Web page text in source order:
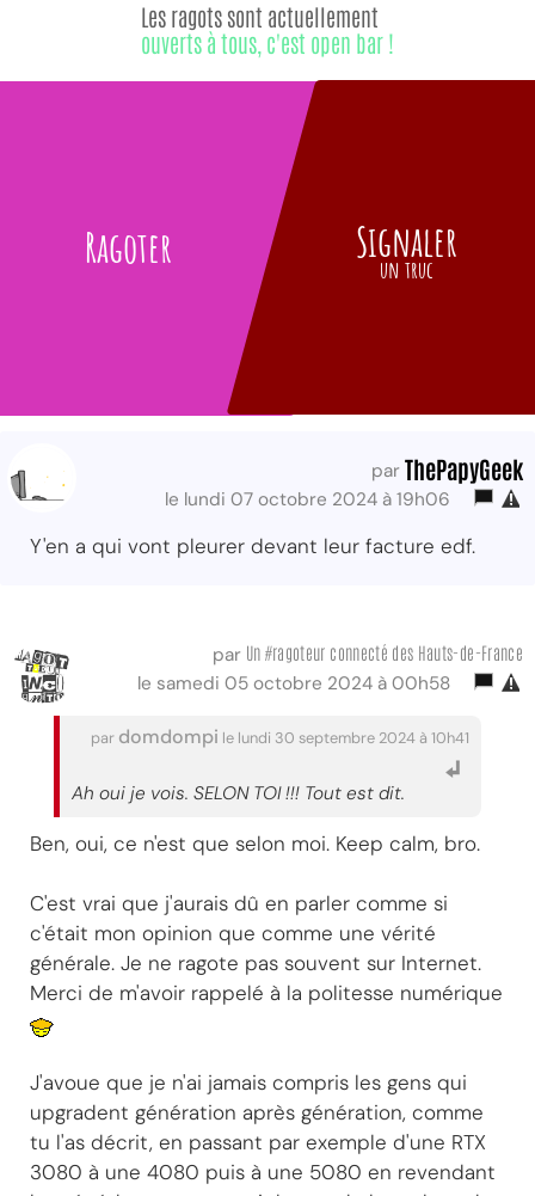
Ragoter
Les ragots sont actuellement
ouverts à tous, c'est open bar !
Signaler
un truc
par ThePapyGeek
le lundi 07 octobre 2024 à 19h06
Y'en a qui vont pleurer devant leur facture edf.
par Un #ragoteur connecté des Hauts-de-France
le samedi 05 octobre 2024 à 00h58
par domdompi le lundi 30 septembre 2024 à 10h41
Ah oui je vois. SELON TOI !!! Tout est dit.
Ben, oui, ce n'est que selon moi. Keep calm, bro.
C'est vrai que j'aurais dû en parler comme si
c'était mon opinion que comme une vérité
générale. Je ne ragote pas souvent sur Internet.
Merci de m'avoir rappelé à la politesse numérique
J'avoue que je n'ai jamais compris les gens qui
upgradent génération après génération, comme
tu l'as décrit, en passant par exemple d'une RTX
3080 à une 4080 puis à une 5080 en revendant